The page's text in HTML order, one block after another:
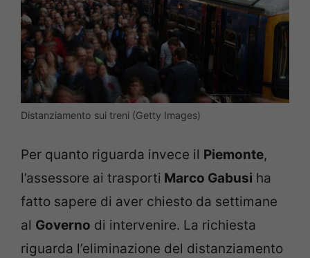
Distanziamento sui treni (Getty Images)
Per quanto riguarda invece il Piemonte,
l’assessore ai trasporti Marco Gabusi ha
fatto sapere di aver chiesto da settimane
al Governo di intervenire. La richiesta
riguarda l’eliminazione del distanziamento